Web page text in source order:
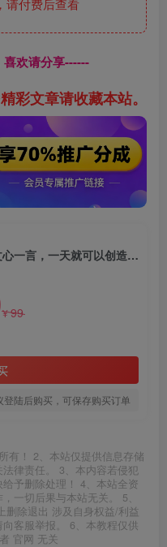
欢请分享------
彩文章请收藏本站。
百度文心一言AI运营变现，借助文心一言，一天就可以创造奇迹
¥99
陆后购买，可保存购买订单
有！ 2、本站仅提供信息存储
律责任。 3、本内容若侵犯
予删除处理！ 4、本站全资
一切后果与本站无关。 5、
删除退出 涉及自身权益/利益
客服举报。 6、本教程仅供
官网 无关